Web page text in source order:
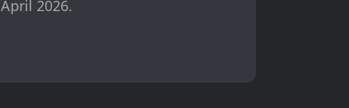
April 2026.